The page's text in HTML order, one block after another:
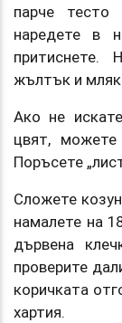
парче тесто
наредете в
жълтък и
Ако не
цвят,
Поръсете
Сложете
намалете на
дървена
проверите
коричката
хартия.